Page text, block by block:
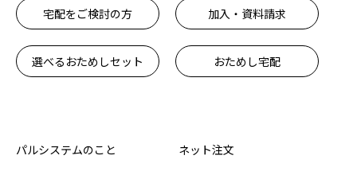
宅配をご検討の方 加入・資料請求
選べるおためしセット おためし宅配
パルシステムのこと ネット注文